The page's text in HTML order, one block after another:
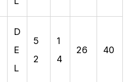
D
E
L
5
2
1
4
26 40